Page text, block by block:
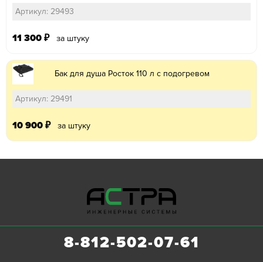
Артикул: 29493
11 300 ₽ за штуку
Бак для душа Росток 110 л с подогревом
Артикул: 29491
10 900 ₽ за штуку
8-812-502-07-61